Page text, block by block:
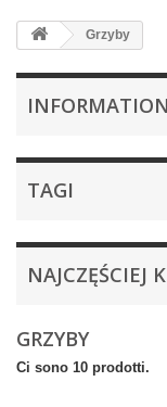
Grzyby
INFORMATION
TAGI
NAJCZĘŚCIEJ
GRZYBY
Ci sono 10 prodotti.